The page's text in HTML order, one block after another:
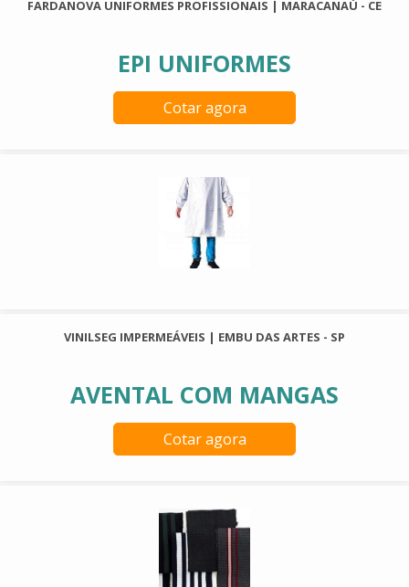
FARDANOVA UNIFORMES PROFISSIONAIS | MARACANAÚ - CE
EPI UNIFORMES
Cotar agora
VINILSEG IMPERMEÁVEIS | EMBU DAS ARTES - SP
AVENTAL COM MANGAS
Cotar agora